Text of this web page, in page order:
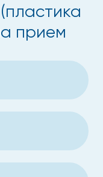
прием